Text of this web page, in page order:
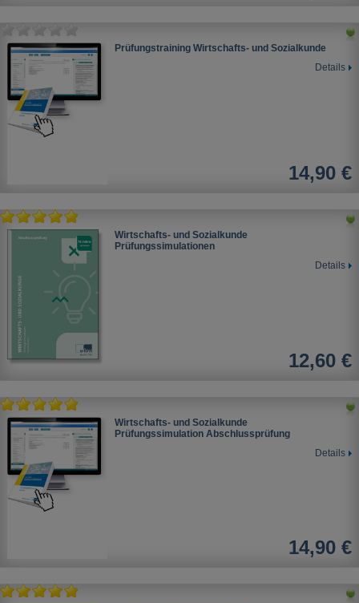
Prüfungstraining Wirtschafts- und Sozialkunde
Details
14,90 €
Wirtschafts- und Sozialkunde
Prüfungssimulationen
Details
12,60 €
Wirtschafts- und Sozialkunde
Prüfungssimulation Abschlussprüfung
Details
14,90 €